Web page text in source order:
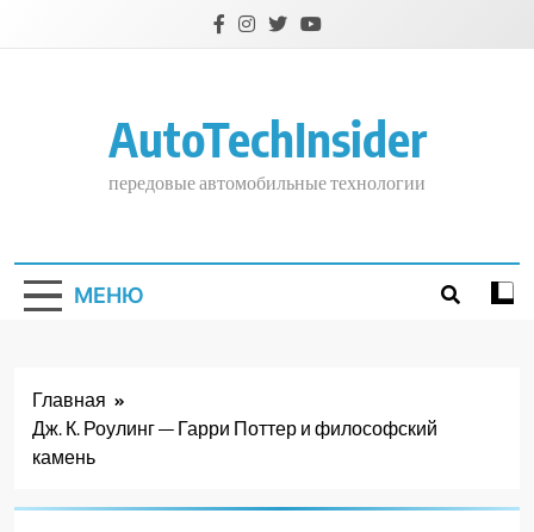
AutoTechInsider
передовые автомобильные технологии
МЕНЮ
Главная
Дж. К. Роулинг — Гарри Поттер и философский
камень